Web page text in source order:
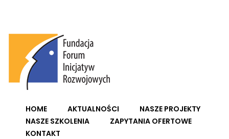
HOME AKTUALNOŚCI
NASZE PROJEKTY
NASZE SZKOLENIA
ZAPYTANIA OFERTOWE
KONTAKT